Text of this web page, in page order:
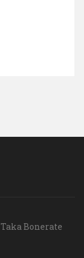
Bonerate